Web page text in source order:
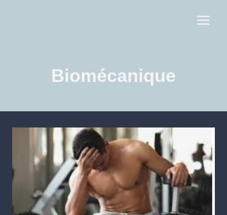
Biomécanique